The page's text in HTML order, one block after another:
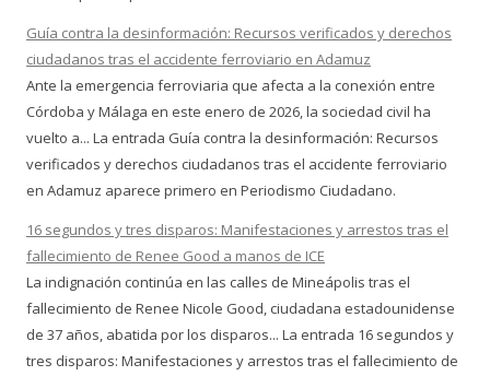
Guía contra la desinformación: Recursos verificados y derechos
ciudadanos tras el accidente ferroviario en Adamuz
Ante la emergencia ferroviaria que afecta a la conexión entre
Córdoba y Málaga en este enero de 2026, la sociedad civil ha
vuelto a... La entrada Guía contra la desinformación: Recursos
verificados y derechos ciudadanos tras el accidente ferroviario
en Adamuz aparece primero en Periodismo Ciudadano.
16 segundos y tres disparos: Manifestaciones y arrestos tras el
fallecimiento de Renee Good a manos de ICE
La indignación continúa en las calles de Mineápolis tras el
fallecimiento de Renee Nicole Good, ciudadana estadounidense
de 37 años, abatida por los disparos... La entrada 16 segundos y
tres disparos: Manifestaciones y arrestos tras el fallecimiento de